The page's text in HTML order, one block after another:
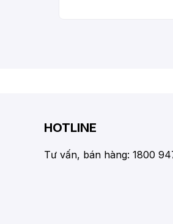
HOTLINE
Tư vấn, bán hàng: 1800